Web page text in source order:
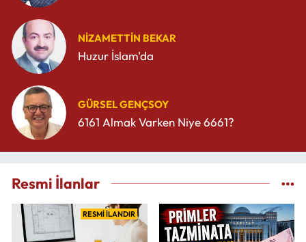
NIZAMETTIN BEKAR
Huzur İslam'da
GÜRSEL GENÇSOY
6161 Almak Varken Niye 6661?
Resmi İlanlar
RESMİ İLANDIR